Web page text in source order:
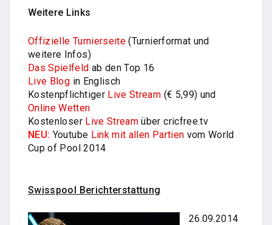
Weitere Links
Offizielle Turnierseite (Turnierformat und
weitere Infos)
Das Spielfeld ab den Top 16
Live Blog in Englisch
Kostenpflichtiger Live Stream (€ 5,99) und
Online Wetten
Kostenloser Live Stream über cricfree.tv
NEU: Youtube Link mit allen Partien vom World
Cup of Pool 2014
Swisspool Berichterstattung
26.09.2014